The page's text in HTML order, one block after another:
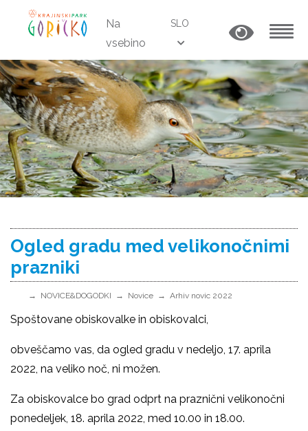
Na
vsebino
SLO
Ogled gradu med velikonočnimi
prazniki
NOVICE&DOGODKI Novice Arhiv novic 2022
Spoštovane obiskovalke in obiskovalci,
obveščamo vas, da ogled gradu v nedeljo, 17. aprila
2022, na veliko noč, ni možen.
Za obiskovalce bo grad odprt na praznični velikonočni
ponedeljek, 18. aprila 2022, med 10.00 in 18.00.